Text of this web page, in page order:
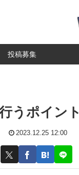
投稿募集
うポイント
2023.12.25 12:00